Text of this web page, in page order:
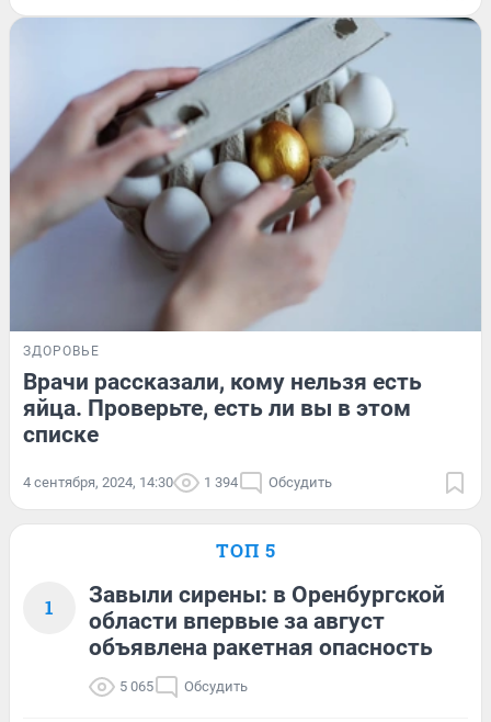
ЗДОРОВЬЕ
Врачи рассказали, кому нельзя есть
яйца. Проверьте, есть ли вы в этом
спиcке
4 сентября, 2024, 14:30 1 394 Обсудить
ТОП 5
1
Завыли сирены: в Оренбургской
области впервые за август
объявлена ракетная опасность
5 065 Обсудить